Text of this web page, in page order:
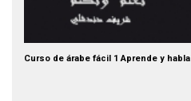
Curso de árabe fácil 1 Aprende y habla